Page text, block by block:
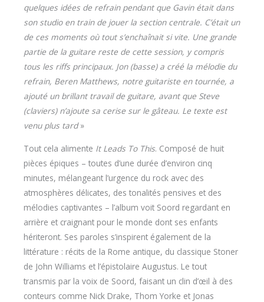
quelques idées de refrain pendant que Gavin était dans
son studio en train de jouer la section centrale. C’était un
de ces moments où tout s’enchaînait si vite. Une grande
partie de la guitare reste de cette session, y compris
tous les riffs principaux. Jon (basse) a créé la mélodie du
refrain, Beren Matthews, notre guitariste en tournée, a
ajouté un brillant travail de guitare, avant que Steve
(claviers) n’ajoute sa cerise sur le gâteau. Le texte est
venu plus tard»
Tout cela alimente It Leads To This. Composé de huit
pièces épiques – toutes d’une durée d’environ cinq
minutes, mélangeant l’urgence du rock avec des
atmosphères délicates, des tonalités pensives et des
mélodies captivantes – l’album voit Soord regardant en
arrière et craignant pour le monde dont ses enfants
hériteront. Ses paroles s’inspirent également de la
littérature : récits de la Rome antique, du classique Stoner
de John Williams et l’épistolaire Augustus. Le tout
transmis par la voix de Soord, faisant un clin d’œil à des
conteurs comme Nick Drake, Thom Yorke et Jonas